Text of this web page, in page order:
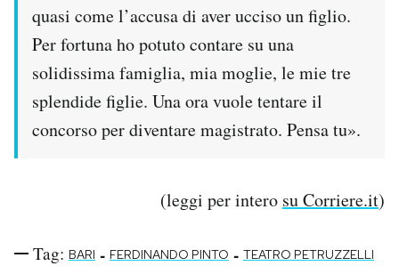
quasi come l’accusa di aver ucciso un figlio.
Per fortuna ho potuto contare su una
solidissima famiglia, mia moglie, le mie tre
splendide figlie. Una ora vuole tentare il
concorso per diventare magistrato. Pensa tu».
(leggi per intero su Corriere.it)
Tag: BARI - FERDINANDO PINTO - TEATRO PETRUZZELLI